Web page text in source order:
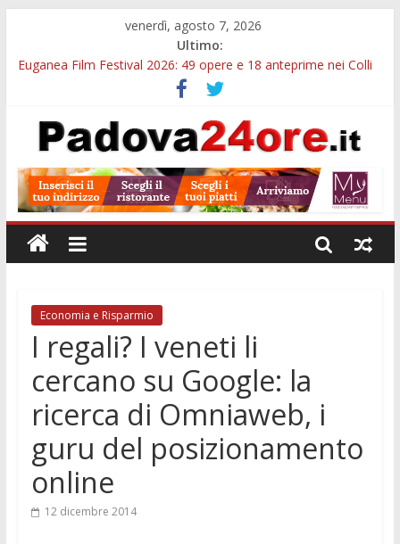
venerdì, agosto 7, 2026
Ultimo:
Euganea Film Festival 2026: 49 opere e 18 anteprime nei Colli
Slow Looking agli Eremitani: un’ora per osservare davvero
un’opera
Notizie di Padova alle ore 21: lavoratore morto, credito sul
Orto Botanico Padova: visite ed escursioni fino a settembre
Concorso Università di Padova: 5 funzionari, domande entro il
7 agosto
Economia e Risparmio
I regali? I veneti li
cercano su Google: la
ricerca di Omniaweb, i
guru del posizionamento
online
12 dicembre 2014